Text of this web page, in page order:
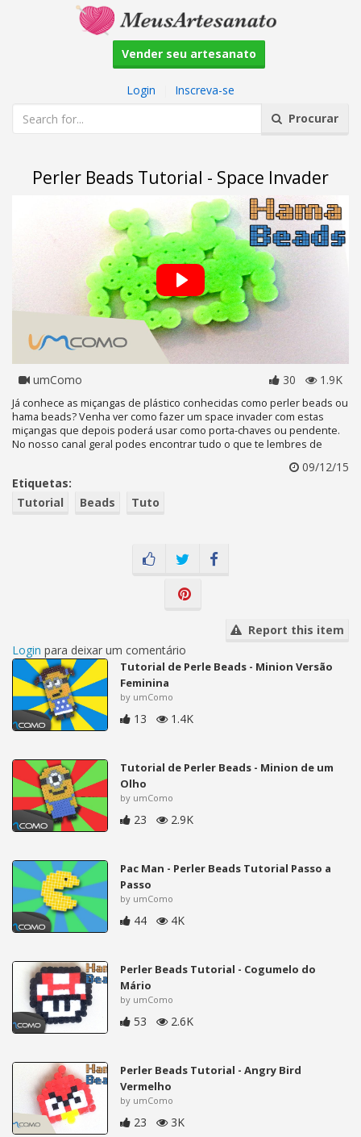
Vender seu artesanato
Login
Inscreva-se
Procurar
Perler Beads Tutorial - Space Invader
umComo 30 1.9K
Já conhece as miçangas de plástico conhecidas como perler beads ou
hama beads? Venha ver como fazer um space invader com estas
miçangas que depois poderá usar como porta-chaves ou pendente.
No nosso canal geral podes encontrar tudo o que te lembres de
09/12/15
Etiquetas:
Tutorial
Beads Tuto
Report this item
Login para deixar um comentário
Tutorial de Perle Beads - Minion Versão
Feminina
by umComo
13 1.4K
Tutorial de Perler Beads - Minion de um
Olho
by umComo
23 2.9K
Pac Man - Perler Beads Tutorial Passo a
Passo
by umComo
44 4K
Perler Beads Tutorial - Cogumelo do
Mário
by umComo
53 2.6K
Perler Beads Tutorial - Angry Bird
Vermelho
by umComo
23 3K